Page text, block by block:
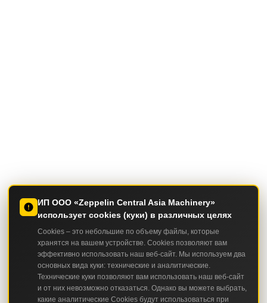
ИП ООО «Zeppelin Central Asia Machinery»
использует cookies (куки) в различных целях
Cookies – это небольшие по объему файлы, которые
хранятся на вашем устройстве. Cookies позволяют вам
эффективно использовать наш веб-сайт. Мы используем два
основных вида куки: технические и аналитические.
Технические куки позволяют вам использовать наш веб-сайт
и от них невозможно отказаться. Однако вы можете выбрать,
какие аналитические Cookies будут использоваться при